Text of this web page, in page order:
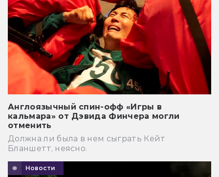
Англоязычный спин-офф «Игры в
кальмара» от Дэвида Финчера могли
отменить
Должна ли была в нем сыграть Кейт
Бланшетт, неясно.
Новости